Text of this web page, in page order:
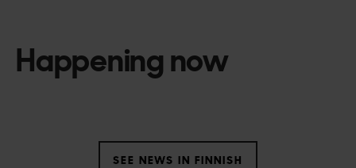
Happening now
SEE NEWS IN FINNISH